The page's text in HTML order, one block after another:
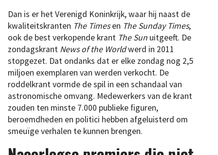
Dan is er het Verenigd Koninkrijk, waar hij naast de
kwaliteitskranten The Timesen The Sunday Times,
ook de best verkopende krant The Sun uitgeeft. De
zondagskrant News of the Worldwerd in 2011
stopgezet. Dat ondanks dat er elke zondag nog 2,5
miljoen exemplaren van werden verkocht. De
roddelkrant vormde de spil in een schandaal van
astronomische omvang. Medewerkers van de krant
zouden ten minste 7.000 publieke figuren,
beroemdheden en politici hebben afgeluisterd om
smeuïge verhalen te kunnen brengen.